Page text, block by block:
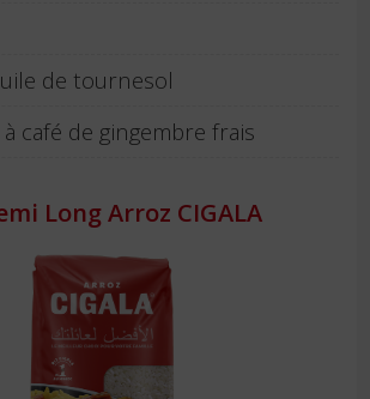
Long Arroz CIGALA
de tournesol
café de gingembre frais